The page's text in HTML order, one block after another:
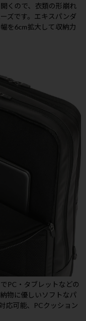
くので、衣類の形崩れ
ズです。エキスパンダ
を6cm拡大して収納力
PC・タブレットなどの
物に優しいソフトなパ
応可能、PCクッション